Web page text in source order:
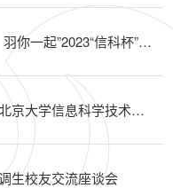
125周年校庆 | “信科E家，羽你一起”2023“信科杯”师生院友羽毛球赛顺利举办
北京知存科技有限公司向北京大学信息科学技术学院捐赠仪式成功举办
生校友交流座谈会